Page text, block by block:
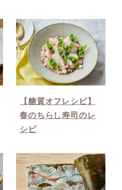
【糖質オフレシピ】
春のちらし寿司のレ
シピ